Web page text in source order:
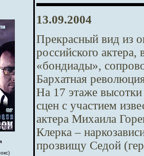
13.09.2004
Прекрасный вид из
российского
«бондиады»,
Бархатная
На 17 этаже
сцен с участием
актера Михаила
Клерка –
прозвищу Седой